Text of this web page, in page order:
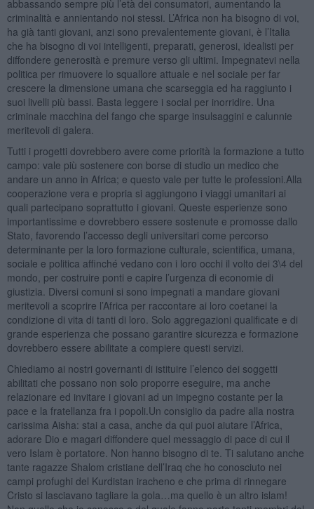
abbassando sempre più l’età dei consumatori, aumentando la
criminalità e annientando noi stessi. L’Africa non ha bisogno di voi,
ha già tanti giovani, anzi sono prevalentemente giovani, è l’Italia
che ha bisogno di voi intelligenti, preparati, generosi, idealisti per
diffondere generosità e premure verso gli ultimi. Impegnatevi nella
politica per rimuovere lo squallore attuale e nel sociale per far
crescere la dimensione umana che scarseggia ed ha raggiunto i
suoi livelli più bassi. Basta leggere i social per inorridire. Una
criminale macchina del fango che sparge insulsaggini e calunnie
meritevoli di galera.
Tutti i progetti dovrebbero avere come priorità la formazione a tutto
campo: vale più sostenere con borse di studio un medico che
andare un anno in Africa; e questo vale per tutte le professioni.Alla
cooperazione vera e propria si aggiungono i viaggi umanitari ai
quali partecipano soprattutto i giovani. Queste esperienze sono
importantissime e dovrebbero essere sostenute e promosse dallo
Stato, favorendo l’accesso degli universitari come percorso
determinante per la loro formazione culturale, scientifica, umana,
sociale e politica affinché vedano con i loro occhi il volto dei 3\4 del
mondo, per costruire ponti e capire l’urgenza di economie di
giustizia. Diversi comuni si sono impegnati a mandare giovani
meritevoli a scoprire l’Africa per raccontare ai loro coetanei la
condizione di vita di tanti di loro. Solo aggregazioni qualificate e di
grande esperienza che possano garantire sicurezza e formazione
dovrebbero essere abilitate a compiere questi servizi.
Chiediamo ai nostri governanti di istituire l’elenco dei soggetti
abilitati che possano non solo proporre eseguire, ma anche
relazionare ed invitare i giovani ad un impegno costante per la
pace e la fratellanza fra i popoli.Un consiglio da padre alla nostra
carissima Aisha: stai a casa, anche da qui puoi aiutare l’Africa,
adorare Dio e magari diffondere quel messaggio di pace di cui il
vero Islam è portatore. Non hanno bisogno di te. Ti salutano anche
tante ragazze Shalom cristiane dell’Iraq che ho conosciuto nei
campi profughi del Kurdistan iracheno e che prima di rinnegare
Cristo si lasciavano tagliare la gola…ma quello è un altro islam!